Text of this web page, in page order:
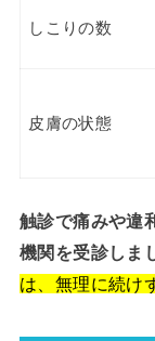
しこりの数
皮膚の状態
触診で痛みや違
機関を受診しま
は、無理に続け